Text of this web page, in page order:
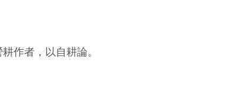
作者，以自耕論。